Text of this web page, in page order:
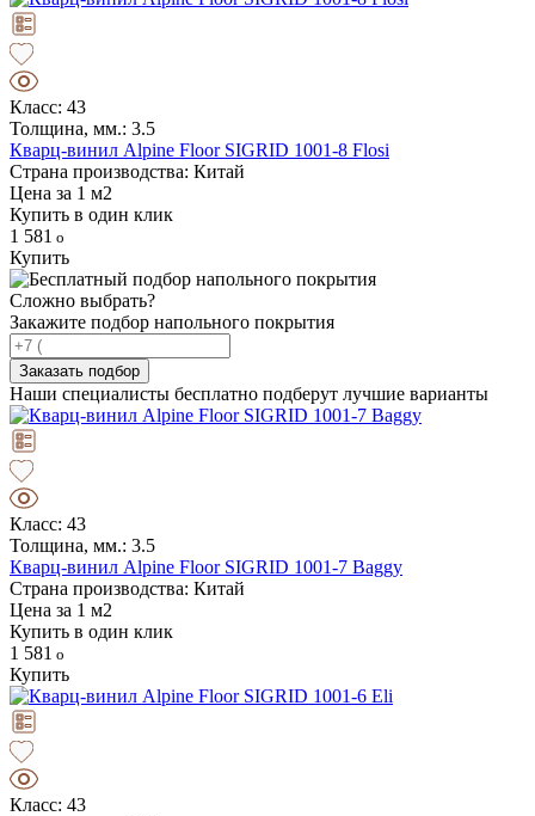
Класс: 43
Толщина, мм.: 3.5
Кварц-винил Alpine Floor SIGRID 1001-8 Flosi
Страна производства: Китай
Цена за 1 м2
Купить в один клик
1 581
Купить
Сложно выбрать?
Закажите подбор напольного покрытия
Заказать подбор
Наши специалисты бесплатно подберут лучшие варианты
Класс: 43
Толщина, мм.: 3.5
Кварц-винил Alpine Floor SIGRID 1001-7 Baggy
Страна производства: Китай
Цена за 1 м2
Купить в один клик
1 581
Купить
Класс: 43